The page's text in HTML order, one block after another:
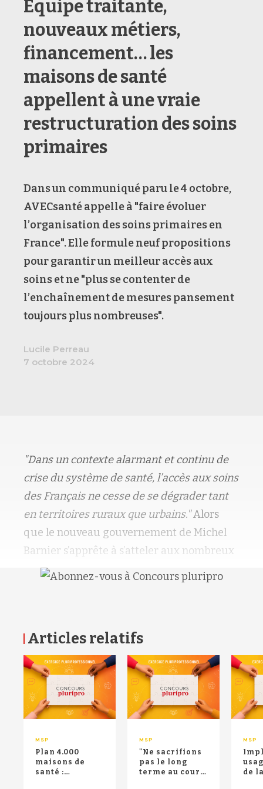
Équipe traitante,
nouveaux métiers,
financement… les
maisons de santé
appellent à une vraie
restructuration des soins
primaires
Dans un communiqué paru le 4 octobre,
AVECsanté appelle à "faire évoluer
l’organisation des soins primaires en
France". Elle formule neuf propositions
pour garantir un meilleur accès aux
soins et ne "plus se contenter de
l’enchaînement de mesures pansement
toujours plus nombreuses".
Lucile Perreau
7 octobre 2024
"Dans un contexte alarmant et continu de
crise du système de santé, l’accès aux soins
des Français ne cesse de se dégrader tant
en territoires ruraux que urbains."Alors
que le nouveau gouvernement de Michel
Barnier s’apprête à s’atteler aux nombreux
Articles relatifs
MSP
Plan 4.000
maisons de
santé :
MSP
"Ne sacrifions
pas le long
terme au court
MSP
de
RETOUR HAUT DE PAGE